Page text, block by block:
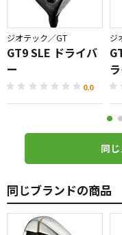
の、悩みのスライス
に困惑していました。
ジオテック／GT
GT9 SLE ドライバ
ー
0.0
ジ
発
同
同じブランドの商品